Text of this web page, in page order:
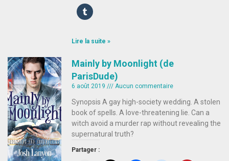
Lire la suite »
Mainly by Moonlight (de
ParisDude)
6 août 2019 Aucun commentaire
Synopsis A gay high-society wedding. A stolen
book of spells. A love-threatening lie. Can a
witch avoid a murder rap without revealing the
supernatural truth?
Partager :